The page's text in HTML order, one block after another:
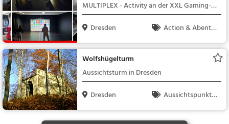
MULTIPLEX - Activity an der XXL Gaming-
Wand!
Dresden
Action & Abente
Wolfshügelturm
Aussichtsturm in Dresden
Dresden
Aussichtspunkt, F
r